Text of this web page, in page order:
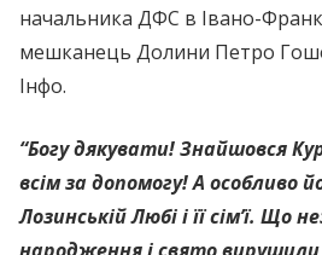
начальника ДФС в Івано-
мешканець Долини Петро
Інфо.
“Богу дякувати! Знайшовся
всім за допомогу! А особливо
Лозинській Любі і її сім’ї. Що